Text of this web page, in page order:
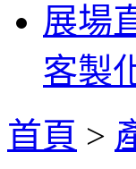
展場
客製
首頁 >